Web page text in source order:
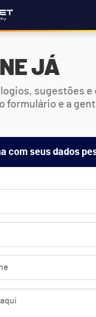
JÁ
sugestões
formulário e a
com seus dados